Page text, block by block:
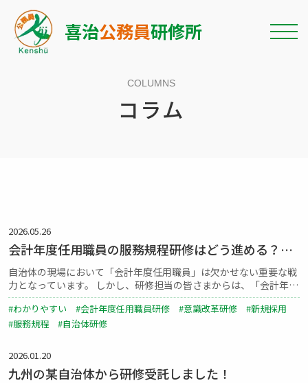
喜治公務員研修所
COLUMNS
コラム
2026.05.26
会計年度任用職員の服務規程研修はどう進める？よ
くあるトラブルと意識改革のポイント
自治体の現場において「会計年度任用職員」は欠かせない重要な戦
力となっています。 しかし、研修担当の皆さまからは、「会計年度
任用職員のコンプライアンス意識を高めるにはどうすればいいか」
「服務規程違反によるトラブルを未然に防ぎたいが、研...
#わかりやすい #会計年度任用職員研修 #意識改革研修 #新規採用
#服務規程 #自治体研修
2026.01.20
九州の某自治体から研修受託しました！